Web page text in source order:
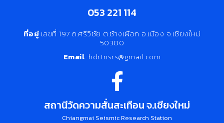
053 221 114
ที่อยู่ เลขที่ 197 ถ.ศรีวิชัย ต.ช้างเผือก อ.เมือง จ.เชียงใหม่
50300
Email hdrtnsrs@gmail.com
สถานีวัดความสั่นสะเทือน จ.เชียงใหม่
Chiangmai Seismic Research Station